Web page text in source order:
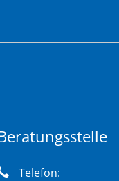
Telefon: